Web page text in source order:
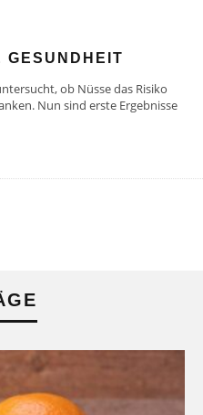
GESUNDHEIT
ob Nüsse das Risiko
Nun sind erste Ergebnisse